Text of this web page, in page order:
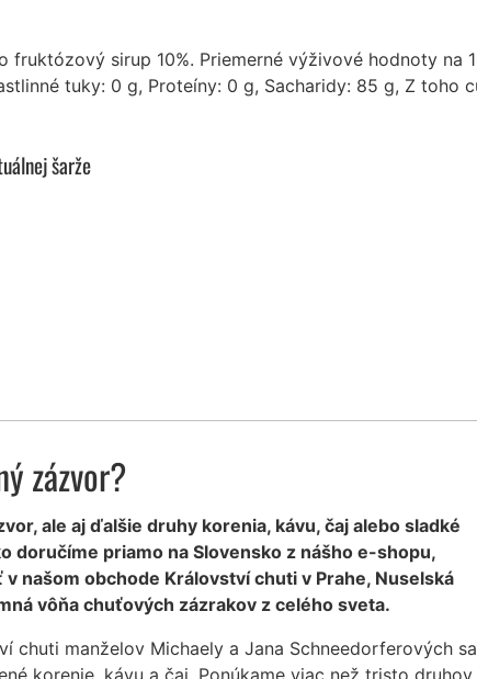
fruktózový sirup 10%. Priemerné výživové hodnoty na
tuky: 0 g, Proteíny: 0 g, Sacharidy: 85 g, Z toho
šarže
zázvor?
ale aj ďalšie druhy korenia, kávu, čaj alebo sladké
doručíme priamo na Slovensko z nášho e-shopu,
našom obchode Království chuti v Prahe, Nuselská
vôňa chuťových zázrakov z celého sveta.
chuti manželov Michaely a Jana Schneedorferových sa